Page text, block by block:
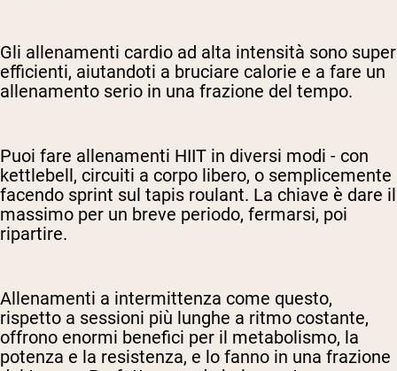
Gli allenamenti cardio ad alta intensità sono super
efficienti, aiutandoti a bruciare calorie e a fare un
allenamento serio in una frazione del tempo.
Puoi fare allenamenti HIIT in diversi modi - con
kettlebell, circuiti a corpo libero, o semplicemente
facendo sprint sul tapis roulant. La chiave è dare il
massimo per un breve periodo, fermarsi, poi
ripartire.
Allenamenti a intermittenza come questo,
rispetto a sessioni più lunghe a ritmo costante,
offrono enormi benefici per il metabolismo, la
potenza e la resistenza, e lo fanno in una frazione